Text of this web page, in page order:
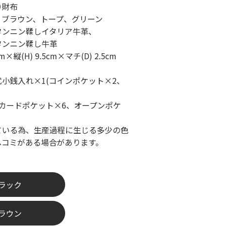
布
ラウン、トープ、グリーン
ニン鞣しイタリア牛革、
ニン鞣し牛革
縦(H) 9.5cm×マチ(D) 2.5cm
銭入れ×1(コインポケット×2、
ドポケット×6、オープンポケ
る為、生産過程に生じる多少の色
ミがある場合があります。